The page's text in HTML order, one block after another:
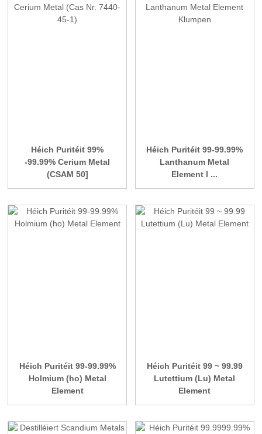
Héich Puritéit 99%
-99.99% Cerium Metal
(CSAM 50]
Héich Puritéit 99-99.99%
Lanthanum Metal
Element l ...
Héich Puritéit 99-99.99%
Holmium (ho) Metal
Element
Héich Puritéit 99 ~ 99.99
Lutettium (Lu) Metal
Element